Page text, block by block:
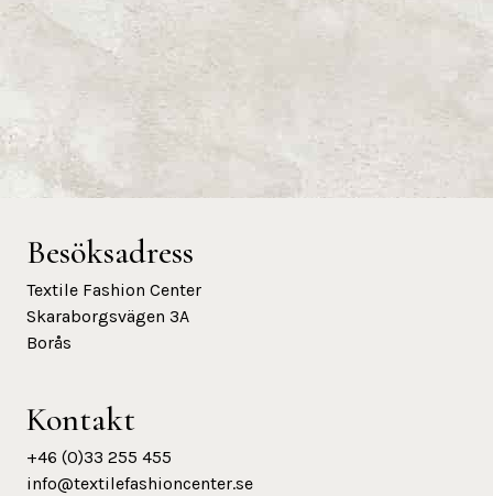
Besöksadress
Textile Fashion Center
Skaraborgsvägen 3A
Borås
Kontakt
+46 (0)33 255 455
info@textilefashioncenter.se